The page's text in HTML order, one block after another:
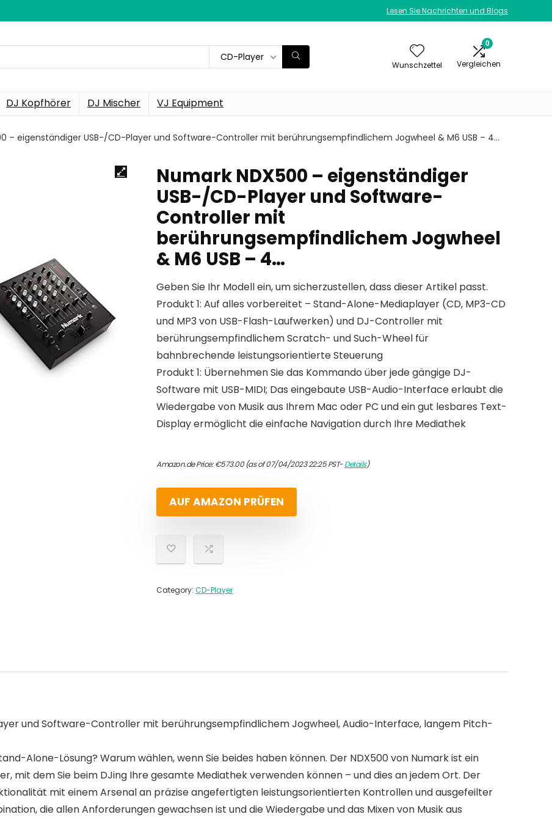
Lesen Sie Nachrichten und Blogs
CD-Player
Wunschzettel
0
Vergleichen
DJ Kopfhörer DJ Mischer VJ Equipment
– eigenständiger USB-/CD-Player und Software-Controller mit berührungsempfindlichem Jogwheel & M6 USB – 4…
Numark NDX500 – eigenständiger
USB-/CD-Player und Software-
Controller mit
berührungsempfindlichem Jogwheel
& M6 USB – 4…
Geben Sie Ihr Modell ein, um sicherzustellen, dass dieser Artikel passt.
Produkt 1: Auf alles vorbereitet – Stand-Alone-Mediaplayer (CD, MP3-CD
und MP3 von USB-Flash-Laufwerken) und DJ-Controller mit
berührungsempfindlichem Scratch- und Such-Wheel für
bahnbrechende leistungsorientierte Steuerung
Produkt 1: Übernehmen Sie das Kommando über jede gängige DJ-
Software mit USB-MIDI; Das eingebaute USB-Audio-Interface erlaubt die
Wiedergabe von Musik aus Ihrem Mac oder PC und ein gut lesbares Text-
Display ermöglicht die einfache Navigation durch Ihre Mediathek
Amazon.de Price:€573.00(as of 07/04/2023 22:25 PST-Details)
AUF AMAZON PRÜFEN
Category: CD-Player
und Software-Controller mit berührungsempfindlichem Jogwheel, Audio-Interface, langem Pitch-
Alone-Lösung? Warum wählen, wenn Sie beides haben können. Der NDX500 von Numark ist ein
mit dem Sie beim DJing Ihre gesamte Mediathek verwenden können – und dies an jedem Ort. Der
mit einem Arsenal an präzise angefertigten leistungsorientierten Kontrollen und ausgefeilter
die allen Anforderungen gewachsen ist und die Wiedergabe und das Mixen von Musik aus